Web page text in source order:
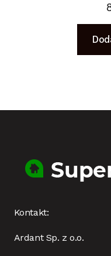
Kontakt:
Ardant Sp. z o.o.